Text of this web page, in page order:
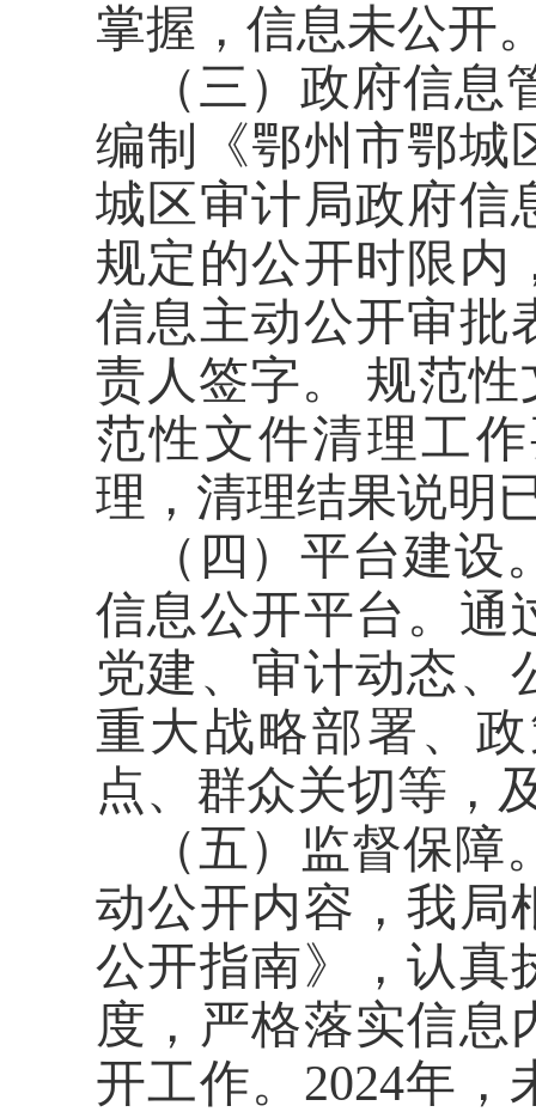
掌握，信息未公开
（三）政府信息
编制《鄂州市鄂城
城区审计局政府信
规定的公开时限内
信息主动公开审批
责人签字。
规范性
范性文件清理工
理，清理结果说明
（四）平台建设
信息公开平台。通
党建、审计动态、
重大战略部署、
点、群众关切等，
（五）监督保障
动公开内容，我局
公开指南》，认真
度，严格落实信息
开工作。 2024年，